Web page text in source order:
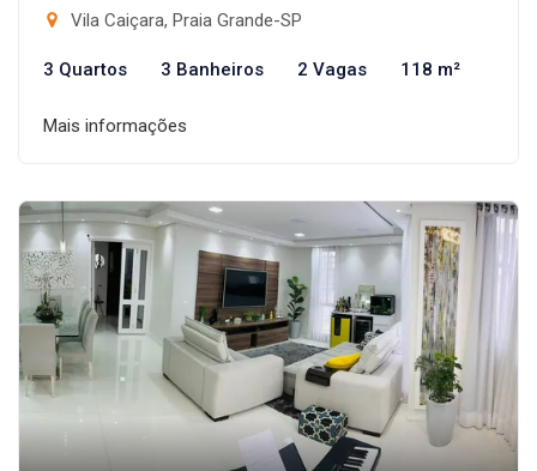
Vila Caiçara, Praia Grande-SP
3 Quartos 3 Banheiros 2 Vagas 118 m²
Mais informações